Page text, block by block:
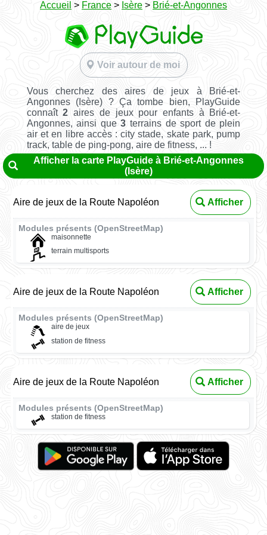
Accueil > France > Isère > Brié-et-Angonnes
Voir autour de moi
Vous cherchez des aires de jeux à Brié-et-
Angonnes (Isère) ? Ça tombe bien, PlayGuide
connaît2 aires de jeux pour enfants à Brié-et-
Angonnes, ainsi que3 terrains de sport de plein
air et en libre accès : city stade, skate park, pump
track, table de ping-pong, aire de fitness, ... !
Afficher la carte PlayGuide à Brié-et-Angonnes
(Isère)
Aire de jeux de la Route Napoléon Afficher
Modules présents (OpenStreetMap)
maisonnette
terrain multisports
Aire de jeux de la Route Napoléon Afficher
Modules présents (OpenStreetMap)
aire de jeux
station de fitness
Aire de jeux de la Route Napoléon Afficher
Modules présents (OpenStreetMap)
station de fitness